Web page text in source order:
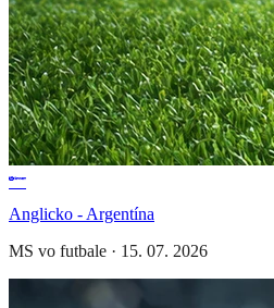
Anglicko - Argentína
MS vo futbale · 15. 07. 2026